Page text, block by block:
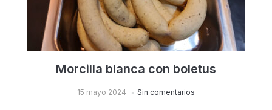
Morcilla blanca con boletus
15 mayo 2024 Sin comentarios